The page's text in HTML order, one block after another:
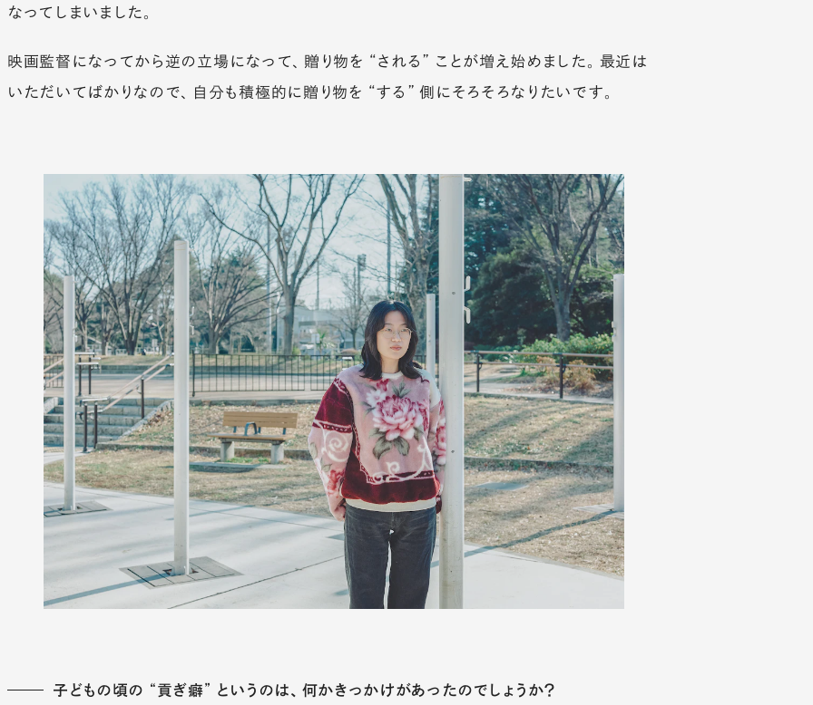
なってしまいました。
映画監督になってから逆の立場になって、贈り物を“される”ことが増え始めました。最近は
いただいてばかりなので、自分も積極的に贈り物を“する”側にそろそろなりたいです。
子どもの頃の“貢ぎ癖”というのは、何かきっかけがあったのでしょうか？
Categories
タビ
ュー
13
連
載
2
特
集
2
対
談
2
Articles
Tags
む
ぐ
8
で
る
3
な
が
る
6
#伝
え
る
19#問
う
10
#味
わ
う
4
#つ
く
る
8
#受
け
継
ぐ
7
All Tags
Follow
awahi magazineに
ついて